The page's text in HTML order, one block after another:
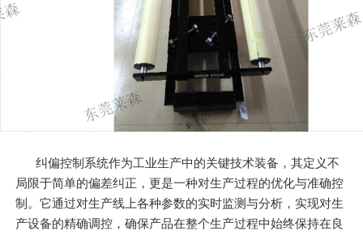
纠偏控制系统作为工业生产中的关键技术装备，其定义不
局限于简单的偏差纠正，更是一种对生产过程的优化与准确控
制。它通过对生产线上各种参数的实时监测与分析，实现对生
产设备的精确调控，确保产品在整个生产过程中始终保持在良